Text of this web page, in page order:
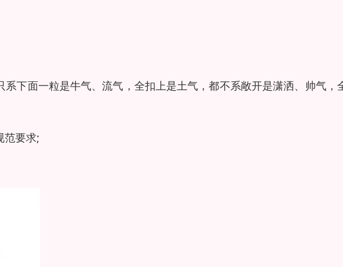
下面一粒是牛气、流气，全扣上是土气，都不系敞开是潇洒、帅气，
范要求;